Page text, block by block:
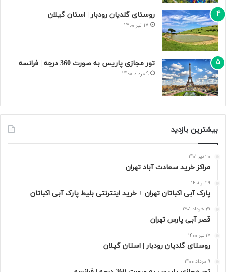
روستای گلدیان رودبار | استان گیلان
17 تیر 1400
تور مجازی پاریس به صورت 360 درجه | فرانسه
9 مرداد 1400
بیشترین بازدید
20 تیر 1401
مراکز خرید سعادت‌ آباد تهران
9 تیر 1401
پارک آبی اکباتان تهران + خرید اینترنتی بلیط پارک آبی اکباتان
31 خرداد 1401
قصر آبی پارس تهران
17 تیر 1400
روستای گلدیان رودبار | استان گیلان
9 مرداد 1400